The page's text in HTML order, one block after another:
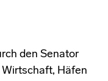
den Senator
Häfen